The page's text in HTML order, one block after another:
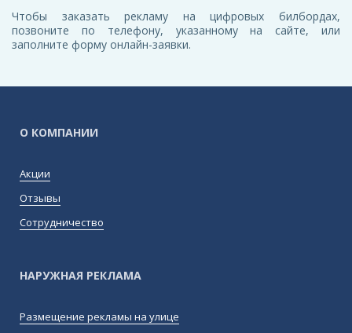
Чтобы заказать рекламу на цифровых билбордах,
позвоните по телефону, указанному на сайте, или
заполните форму онлайн-заявки.
О КОМПАНИИ
Акции
Отзывы
Сотрудничество
НАРУЖНАЯ РЕКЛАМА
Размещение рекламы на улице